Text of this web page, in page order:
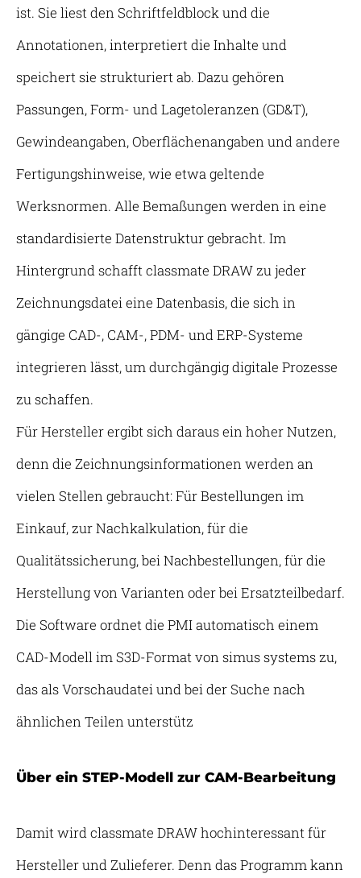
ist. Sie liest den Schriftfeldblock und die
Annotationen, interpretiert die Inhalte und
speichert sie strukturiert ab. Dazu gehören
Passungen, Form- und Lagetoleranzen (GD&T),
Gewindeangaben, Oberflächenangaben und andere
Fertigungshinweise, wie etwa geltende
Werksnormen. Alle Bemaßungen werden in eine
standardisierte Datenstruktur gebracht. Im
Hintergrund schafft classmate DRAW zu jeder
Zeichnungsdatei eine Datenbasis, die sich in
gängige CAD-, CAM-, PDM- und ERP-Systeme
integrieren lässt, um durchgängig digitale Prozesse
zu schaffen.
Für Hersteller ergibt sich daraus ein hoher Nutzen,
denn die Zeichnungsinformationen werden an
vielen Stellen gebraucht: Für Bestellungen im
Einkauf, zur Nachkalkulation, für die
Qualitätssicherung, bei Nachbestellungen, für die
Herstellung von Varianten oder bei Ersatzteilbedarf.
Die Software ordnet die PMI automatisch einem
CAD-Modell im S3D-Format von simus systems zu,
das als Vorschaudatei und bei der Suche nach
ähnlichen Teilen unterstütz
Über ein STEP-Modell zur CAM-Bearbeitung
Damit wird classmate DRAW hochinteressant für
Hersteller und Zulieferer. Denn das Programm kann